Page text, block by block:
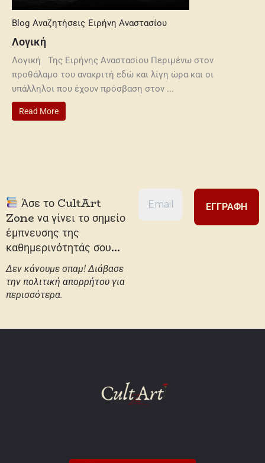
Blog Αναζητήσεις Ειρήνη Αναστασίου
Λογική
Λογική Της Ειρήνης Αναστασίου Περιμένω στον
προθάλαμο του ανακριτή εδώ και λίγη ώρα και οι
υπάλληλοι που έχουν πρόσβαση στον ...
Read More
Άσε το CultArt
Zone να γίνει το σημείο
έμπνευσης της
καθημερινότητάς σου...
Δεν κάνουμε σπαμ! Διάβασε
την πολιτική απορρήτου για
περισσότερα.